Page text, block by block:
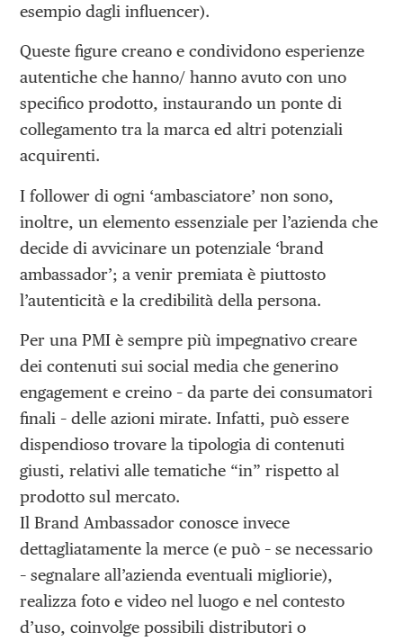
esempio dagli influencer).
Queste figure creano e condividono esperienze
autentiche che hanno/ hanno avuto con uno
specifico prodotto, instaurando un ponte di
collegamento tra la marca ed altri potenziali
acquirenti.
I follower di ogni ‘ambasciatore’ non sono,
inoltre, un elemento essenziale per l’azienda che
decide di avvicinare un potenziale ‘brand
ambassador’; a venir premiata è piuttosto
l’autenticità e la credibilità della persona.
Per una PMI è sempre più impegnativo creare
dei contenuti sui social media che generino
engagement e creino – da parte dei consumatori
finali – delle azioni mirate. Infatti, può essere
dispendioso trovare la tipologia di contenuti
giusti, relativi alle tematiche “in” rispetto al
prodotto sul mercato.
Il Brand Ambassador conosce invece
dettagliatamente la merce (e può – se necessario
– segnalare all’azienda eventuali migliorie),
realizza foto e video nel luogo e nel contesto
d’uso, coinvolge possibili distributori o